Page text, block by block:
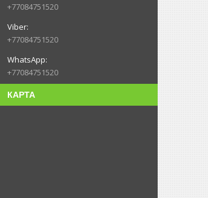
+77084751520
+77084751520
+77084751520
КАРТА